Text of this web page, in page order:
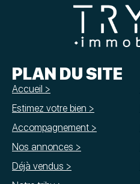
PLAN DU SITE
Accueil >
Estimez votre bien >
Accompagnement >
Nos annonces >
Déjà vendus >